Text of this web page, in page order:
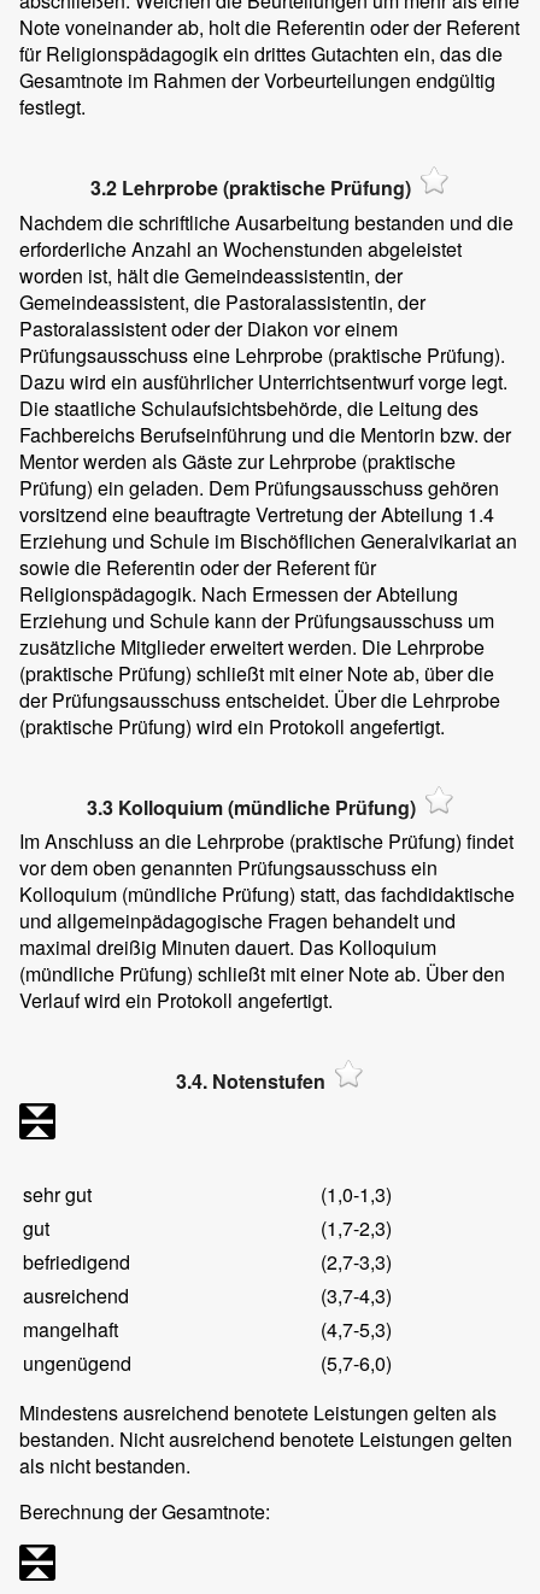
Note voneinander ab, holt die Referentin oder der Referent
für Religionspädagogik ein drittes Gutachten ein, das die
Gesamtnote im Rahmen der Vorbeurteilungen endgültig
festlegt.
3.2 Lehrprobe (praktische Prüfung)
Nachdem die schriftliche Ausarbeitung bestanden und die
erforderliche Anzahl an Wochenstunden abgeleistet
worden ist, hält die Gemeindeassistentin, der
Gemeindeassistent, die Pastoralassistentin, der
Pastoralassistent oder der Diakon vor einem
Prüfungsausschuss eine Lehrprobe (praktische Prüfung).
Dazu wird ein ausführlicher Unterrichtsentwurf vorge legt.
Die staatliche Schulaufsichtsbehörde, die Leitung des
Fachbereichs Berufseinführung und die Mentorin bzw. der
Mentor werden als Gäste zur Lehrprobe (praktische
Prüfung) ein geladen. Dem Prüfungsausschuss gehören
vorsitzend eine beauftragte Vertretung der Abteilung 1.4
Erziehung und Schule im Bischöflichen Generalvikariat an
sowie die Referentin oder der Referent für
Religionspädagogik. Nach Ermessen der Abteilung
Erziehung und Schule kann der Prüfungsausschuss um
zusätzliche Mitglieder erweitert werden. Die Lehrprobe
(praktische Prüfung) schließt mit einer Note ab, über die
der Prüfungsausschuss entscheidet. Über die Lehrprobe
(praktische Prüfung) wird ein Protokoll angefertigt.
3.3 Kolloquium (mündliche Prüfung)
Im Anschluss an die Lehrprobe (praktische Prüfung) findet
vor dem oben genannten Prüfungsausschuss ein
Kolloquium (mündliche Prüfung) statt, das fachdidaktische
und allgemeinpädagogische Fragen behandelt und
maximal dreißig Minuten dauert. Das Kolloquium
(mündliche Prüfung) schließt mit einer Note ab. Über den
Verlauf wird ein Protokoll angefertigt.
3.4. Notenstufen
sehr gut
(1,0-1,3)
gut
(1,7-2,3)
befriedigend
(2,7-3,3)
ausreichend
(3,7-4,3)
mangelhaft
(4,7-5,3)
ungenügend
(5,7-6,0)
Mindestens ausreichend benotete Leistungen gelten als
bestanden. Nicht ausreichend benotete Leistungen gelten
als nicht bestanden.
Berechnung der Gesamtnote: